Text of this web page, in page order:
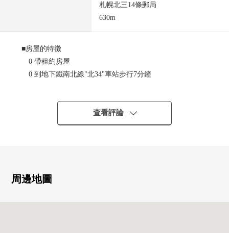
札幌北三14條郵局
630m
■房屋的特徴
0 帶租約房屋
0 到地下鐵南北線"北34"車站步行7分鐘
0 木造2階建
0 用地面積：218.36平方公尺(約66.05坪)
0 建築面積：226.34平方公尺(約68.46坪)
0 現行的年租金：1,941,600日圆
查看評論
周邊地圖